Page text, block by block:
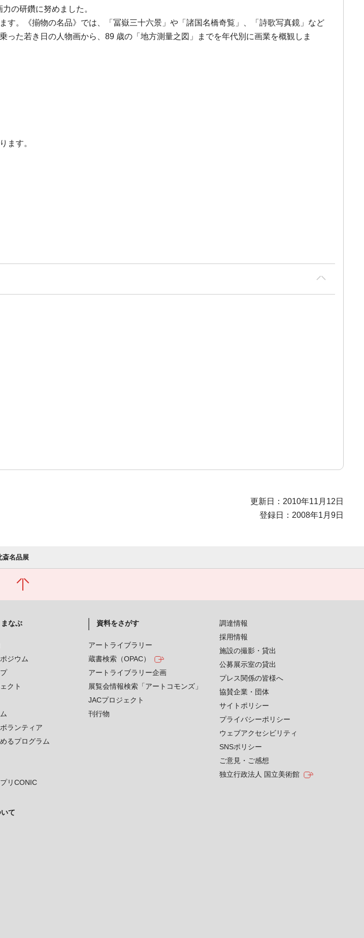
の研鑽に努めました。
。《揃物の名品》では、「冨嶽三十六景」や「諸国名橋奇覧」、「詩歌写真鏡」など
た若き日の人物画から、89 歳の「地方測量之図」までを年代別に画業を概観しま
ます。
更新日：2010年11月12日
登録日：2008年1月9日
斎名品展
なぶ
ジウム
クト
ランティア
るプログラム
リCONIC
資料をさがす
アートライブラリー
蔵書検索（OPAC）
アートライブラリー企画
展覧会情報検索「アートコモンズ」
JACプロジェクト
刊行物
て
調達情報
採用情報
施設の撮影・貸出
公募展示室の貸出
プレス関係の皆様へ
協賛企業・団体
サイトポリシー
プライバシーポリシー
ウェブアクセシビリティ
SNSポリシー
ご意見・ご感想
独立行政法人 国立美術館